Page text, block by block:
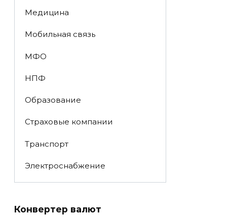
Медицина
Мобильная связь
МФО
НПФ
Образование
Страховые компании
Транспорт
Электроснабжение
Конвертер валют